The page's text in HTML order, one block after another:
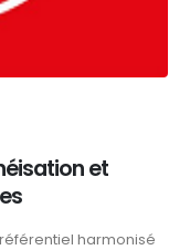
et
harmonisé